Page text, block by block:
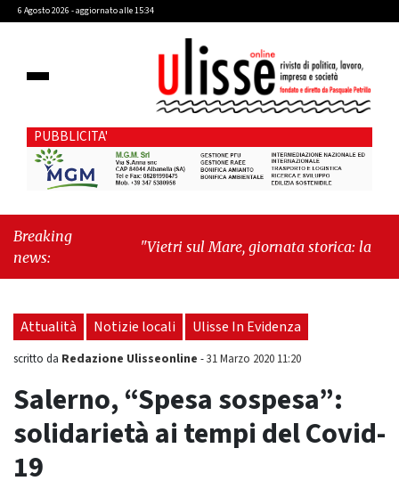
6 Agosto 2026 - aggiornato alle 15:34
PUBBLICITA'
Breaking
news:
"Vietri sul Mare, giornata storica: la ceramica
Attualità Notizie locali Ulisse In Evidenza
scritto da Redazione Ulisseonline -31 Marzo 2020 11:20
Salerno, “Spesa sospesa”:
solidarietà ai tempi del Covid-
19